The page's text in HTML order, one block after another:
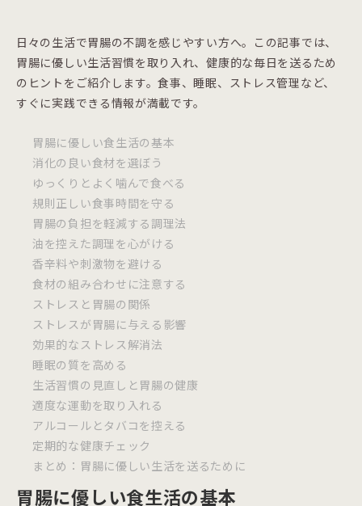
日々の生活で胃腸の不調を感じやすい方へ。この記事では、
胃腸に優しい生活習慣を取り入れ、健康的な毎日を送るため
のヒントをご紹介します。食事、睡眠、ストレス管理など、
すぐに実践できる情報が満載です。
胃腸に優しい食生活の基本
消化の良い食材を選ぼう
ゆっくりとよく噛んで食べる
規則正しい食事時間を守る
胃腸の負担を軽減する調理法
油を控えた調理を心がける
香辛料や刺激物を避ける
食材の組み合わせに注意する
ストレスと胃腸の関係
ストレスが胃腸に与える影響
効果的なストレス解消法
睡眠の質を高める
生活習慣の見直しと胃腸の健康
適度な運動を取り入れる
アルコールとタバコを控える
定期的な健康チェック
まとめ：胃腸に優しい生活を送るために
胃腸に優しい食生活の基本